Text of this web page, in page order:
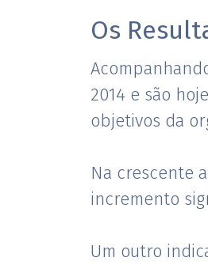
Os
2014 e são
objetivos da
Na crescente
incremento
Um outro